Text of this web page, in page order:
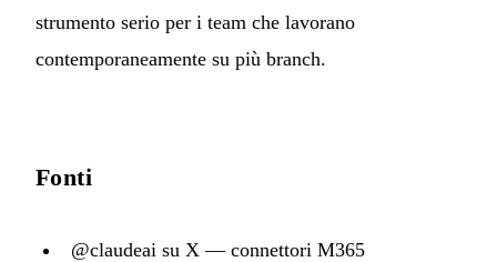
strumento serio per i team che lavorano
contemporaneamente su più branch.
Fonti
@claudeai su X — connettori M365